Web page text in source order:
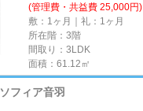
(管理費・共益費 25,000円)
敷：1ヶ月｜礼：1ヶ月
所在階：3階
間取り：3LDK
面積：61.12㎡
ソフィア音羽